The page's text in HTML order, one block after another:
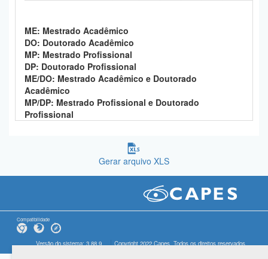
ME: Mestrado Acadêmico
DO: Doutorado Acadêmico
MP: Mestrado Profissional
DP: Doutorado Profissional
ME/DO: Mestrado Acadêmico e Doutorado
Acadêmico
MP/DP: Mestrado Profissional e Doutorado
Profissional
Gerar arquivo XLS
Compatibilidade
Versão do sistema: 3.88.9 Copyright 2022 Capes. Todos os direitos reservados.